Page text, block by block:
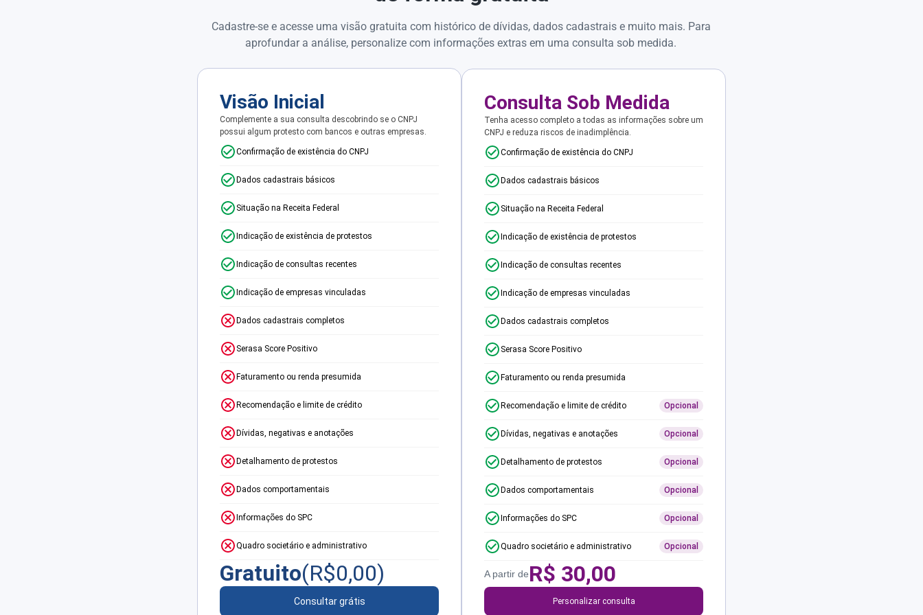
Cadastre-se e acesse uma visão gratuita com histórico de dívidas, dados cadastrais e muito mais. Para
aprofundar a análise, personalize com informações extras em uma consulta sob medida.
Visão Inicial
Complemente a sua consulta descobrindo se o CNPJ
possui algum protesto com bancos e outras empresas.
Confirmação de existência do CNPJ
Dados cadastrais básicos
Situação na Receita Federal
Indicação de existência de protestos
Indicação de consultas recentes
Indicação de empresas vinculadas
Dados cadastrais completos
Serasa Score Positivo
Faturamento ou renda presumida
Recomendação e limite de crédito
Dívidas, negativas e anotações
Detalhamento de protestos
Dados comportamentais
Informações do SPC
Quadro societário e administrativo
Gratuito(R$0,00)
Consultar grátis
Consulta Sob Medida
Tenha acesso completo a todas as informações sobre um
CNPJ e reduza riscos de inadimplência.
Confirmação de existência do CNPJ
Dados cadastrais básicos
Situação na Receita Federal
Indicação de existência de protestos
Indicação de consultas recentes
Indicação de empresas vinculadas
Dados cadastrais completos
Serasa Score Positivo
Faturamento ou renda presumida
Recomendação e limite de crédito Opcional
Dívidas, negativas e anotações Opcional
Detalhamento de protestos Opcional
Dados comportamentais Opcional
Informações do SPC Opcional
Quadro societário e administrativo Opcional
A partir deR$ 30,00
Personalizar consulta